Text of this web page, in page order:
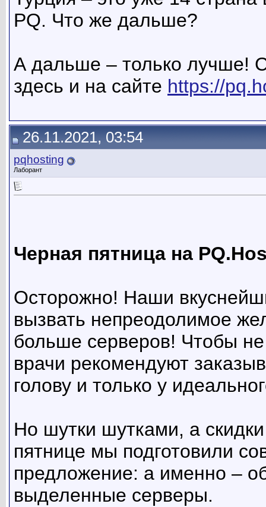
PQ. Что же дальше?
А дальше – только лучше!
здесь и на сайте https://
26.11.2021, 03:54
pqhosting
Лаборант
Черная пятница на
Осторожно! Наши
вызвать непреодолимое
больше серверов! Чтобы
врачи рекомендуют
голову и только у
Но шутки шутками, а
пятнице мы подготовили
предложение: а именно –
выделенные серверы.